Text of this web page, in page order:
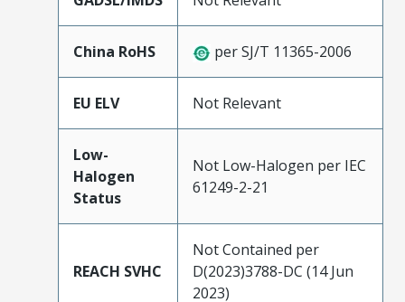
China RoHS per SJ/T 11365-2006
EU ELV Not Relevant
Low-
Halogen
Status
Not Low-Halogen per IEC
61249-2-21
REACH SVHC
Not Contained per
D(2023)3788-DC (14 Jun
2023)